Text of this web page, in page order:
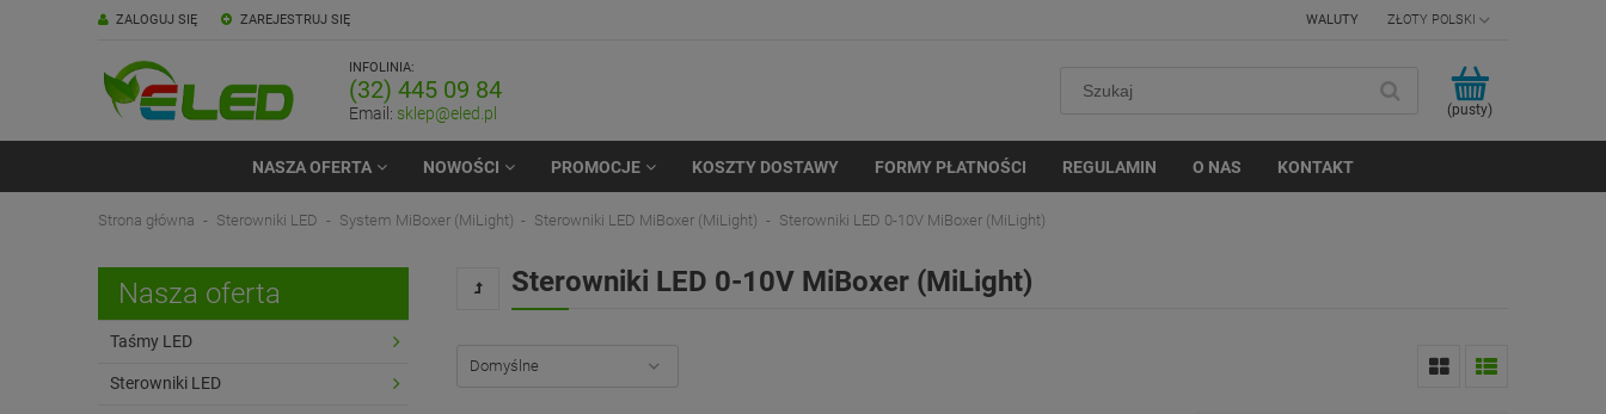
ZAREJESTRUJ SIĘ
ZALOGUJ SIĘ WALUTY
INFOLINIA:
(32) 445 09 84
Email: sklep@eled.pl (pusty)
NASZA OFERTA NOWOŚCI PROMOCJE KOSZTY DOSTAWY FORMY PŁATNOŚCI REGULAMIN O NAS KONTAKT
Strona główna Sterowniki LED System MiBoxer (MiLight) Sterowniki LED MiBoxer (MiLight) Sterowniki LED 0-10V MiBoxer (MiLight)
Nasza oferta
Taśmy LED
Sterowniki LED
Sterowniki LED 0-10V MiBoxer (MiLight)